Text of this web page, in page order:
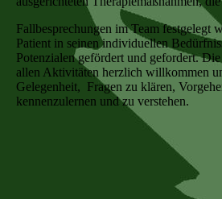
Fallbesprechungen im Team festgelegt
Patient in seinen individuellen
Potenzialen gefördert und gefordert.
allen Aktivitäten herzlich willkommen
Gelegenheit, Fragen zu klären,
kennenzulernen und zu verstehen.